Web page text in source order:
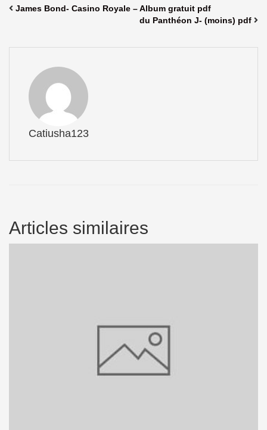
James Bond- Casino Royale – Album gratuit pdf
du Panthéon J- (moins) pdf
Catiusha123
Articles similaires